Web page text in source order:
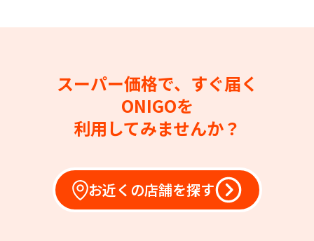
スーパー価格で、すぐ届く
ONIGOを
利用してみませんか？
お近くの店舗を探す